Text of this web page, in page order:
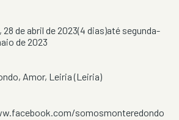
de abril de 2023(4 dias)até segunda-
de 2023
, Amor, Leiria(Leiria)
somosmonteredondo